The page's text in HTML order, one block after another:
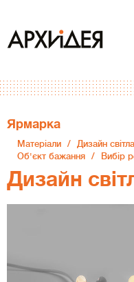
Ярмарка
Матеріали Дизайн світла
Об'єкт бажання
Вибір
Дизайн